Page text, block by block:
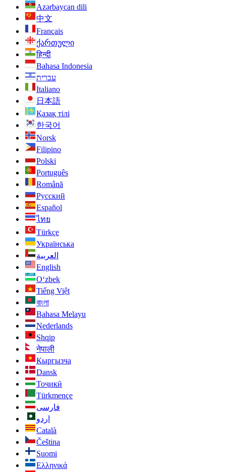
Azərbaycan dili
中文
Français
ქართული
हिन्दी
Bahasa Indonesia
עברית
Italiano
日本語
Қазақ тілі
한국어
Norsk
Filipino
Polski
Português
Română
Русский
Español
ไทย
Türkçe
Українська
العربية
English
O‘zbek
Tiếng Việt
বাংলা
Bahasa Melayu
Nederlands
Shqip
नेपाली
Кыргызча
Dansk
Тоҷикӣ
Türkmençe
فارسی
اردو
Català
Čeština
Suomi
Ελληνικά